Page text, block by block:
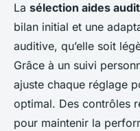
La sélection aides
bilan initial et une
auditive, qu’elle soit
Grâce à un suivi
ajuste chaque réglage
optimal. Des contrôles
pour maintenir la